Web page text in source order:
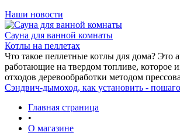
Наши новости
Сауна для ванной комнаты
Котлы на пеллетах
Что такое пеллетные котлы для дома? Это
работающие на твердом топливе, которое
отходов деревообработки методом
Сэндвич-дымоход, как установить -
Главная страница
•
О магазине